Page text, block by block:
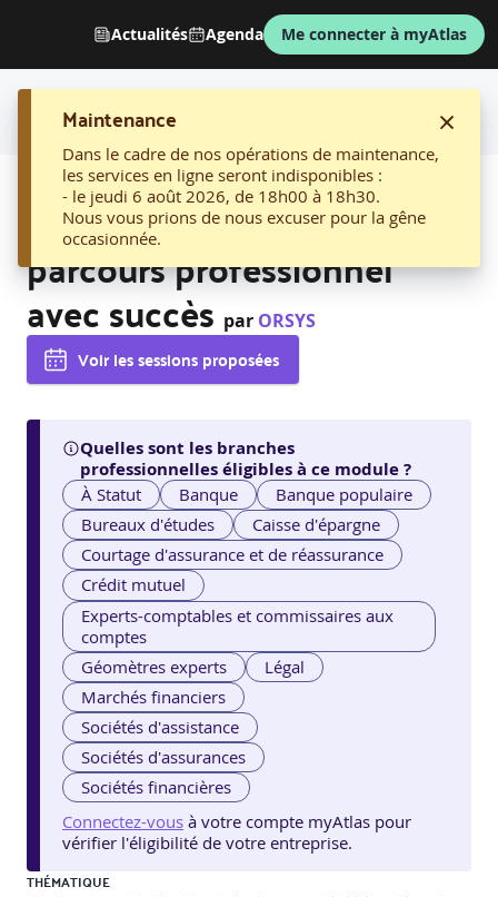
Actualités Agenda Me connecter à myAtlas
Maintenance
Dans le cadre de nos opérations de maintenance,
les services en ligne seront indisponibles :
- le jeudi 6 août 2026, de 18h00 à 18h30.
Nous vous prions de nous excuser pour la gêne
occasionnée.
AFFICHER LE FIL D'ARIANE
07. Réaliser l’entretien de
parcours professionnel
avec succès par ORSYS
Voir les sessions proposées
Quelles sont les branches
professionnelles éligibles à ce module ?
À Statut Banque
Banque populaire
Bureaux d'études
Caisse d'épargne
Courtage d'assurance et de réassurance
Crédit mutuel
Experts-comptables et commissaires aux
comptes
Géomètres experts
Légal
Marchés financiers
Sociétés d'assistance
Sociétés d'assurances
Sociétés financières
Connectez-vous à votre compte myAtlas pour
vérifier l'éligibilité de votre entreprise.
THÉMATIQUE